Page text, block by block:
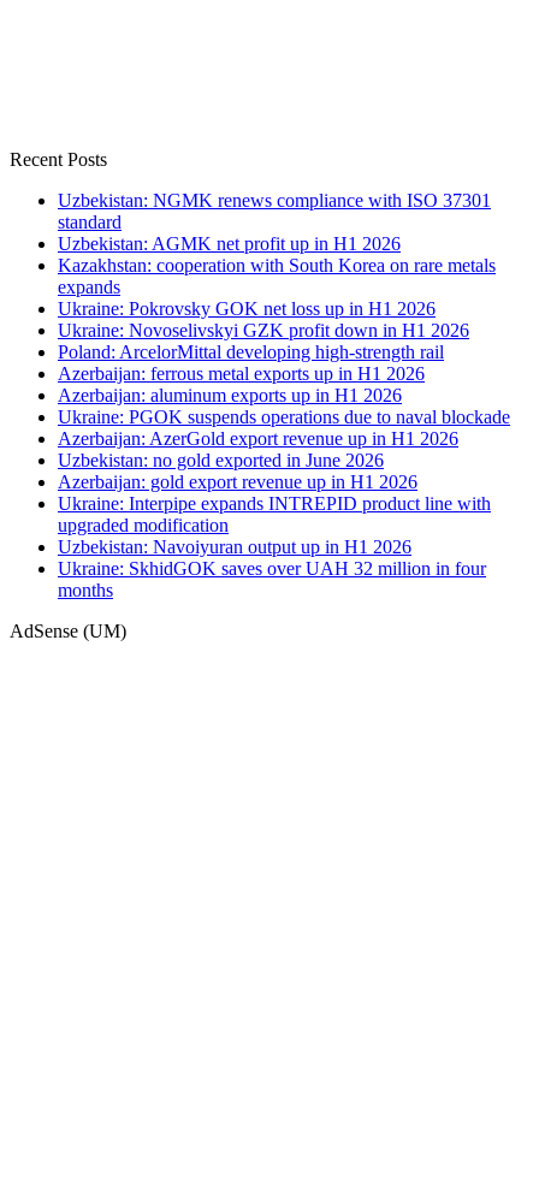
Recent Posts
Uzbekistan: NGMK renews compliance with ISO 37301
standard
Uzbekistan: AGMK net profit up in H1 2026
Kazakhstan: cooperation with South Korea on rare metals
expands
Ukraine: Pokrovsky GOK net loss up in H1 2026
Ukraine: Novoselivskyi GZK profit down in H1 2026
Poland: ArcelorMittal developing high-strength rail
Azerbaijan: ferrous metal exports up in H1 2026
Azerbaijan: aluminum exports up in H1 2026
Ukraine: PGOK suspends operations due to naval blockade
Azerbaijan: AzerGold export revenue up in H1 2026
Uzbekistan: no gold exported in June 2026
Azerbaijan: gold export revenue up in H1 2026
Ukraine: Interpipe expands INTREPID product line with
upgraded modification
Uzbekistan: Navoiyuran output up in H1 2026
Ukraine: SkhidGOK saves over UAH 32 million in four
months
AdSense (UM)